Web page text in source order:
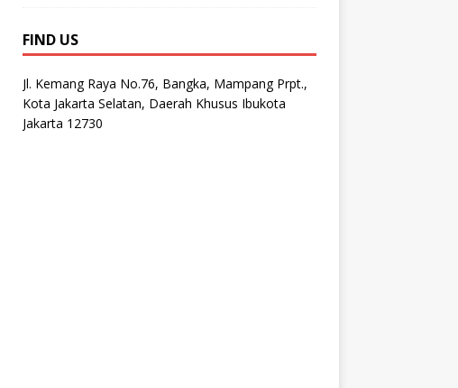
FIND US
Jl. Kemang Raya No.76, Bangka, Mampang Prpt.,
Kota Jakarta Selatan, Daerah Khusus Ibukota
Jakarta 12730